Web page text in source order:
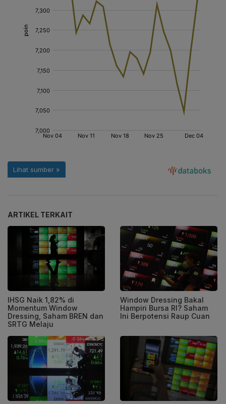
ARTIKEL TERKAIT
IHSG Naik 1,82% di
Momentum Window
Dressing, Saham BREN dan
SRTG Melaju
Window Dressing Bakal
Hampiri Bursa RI? Saham
Ini Berpotensi Raup Cuan